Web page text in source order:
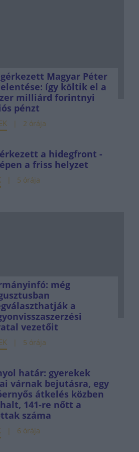
Magyar Péter
így költik el a
milliárd forintnyi
pénzt
2 órája
a hidegfront -
a friss helyzet
5 órája
még
a
vezetőit
5 órája
határ: gyerekek
várnak bejutásra, egy
átkelés közben
141-re nőtt a
száma
6 órája